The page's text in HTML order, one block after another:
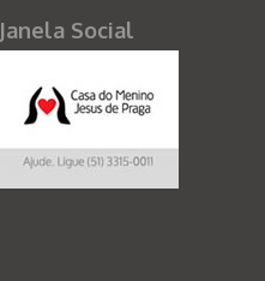
Janela Social